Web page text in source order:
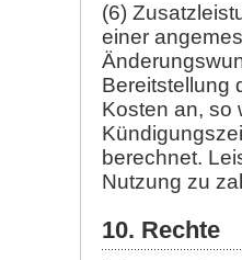
(6)
einer
Bereitstellung
Kosten an, so
berechnet.
Nutzung zu
10. Rechte